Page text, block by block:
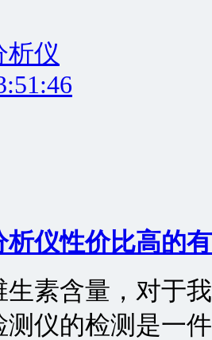
析仪
析仪性价比高的
生素含量，对于
测仪的检测是一